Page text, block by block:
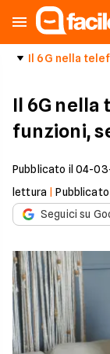
Il 6G nella
Il 6G
funzioni,
Pubblicato il 04-
lettura |Pubblicato
Seguici su